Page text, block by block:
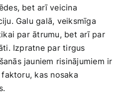
bet arī veicina
Galu galā, veiksmīga
par ‍ātrumu, ‍bet arī par
Izpratne par tirgus
jauniem risinājumiem ir
kas nosaka